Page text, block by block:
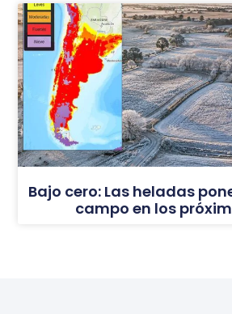
Bajo cero: Las heladas
campo en los